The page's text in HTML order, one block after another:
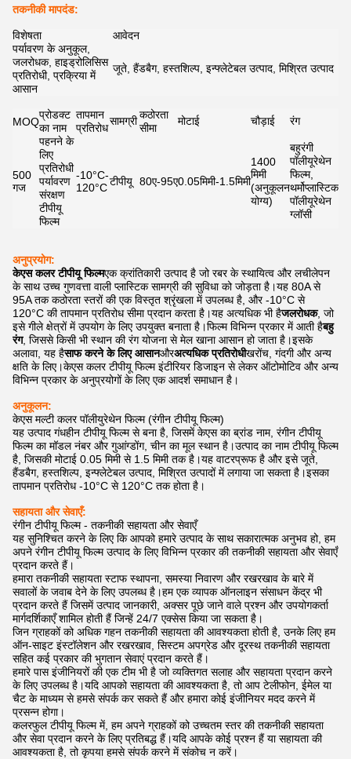
तकनीकी मापदंड:
विशेषता
आवेदन
पर्यावरण के अनुकूल,
जलरोधक, हाइड्रोलिसिस
प्रतिरोधी, प्रक्रिया में
आसान
जूते, हैंडबैग, हस्तशिल्प, इन्फ्लेटेबल उत्पाद, मिश्रित उत्पाद
MOQ
प्रोडक्ट
का नाम
तापमान
प्रतिरोध
सामग्रीकठोरता
सीमा
मोटाई चौड़ाई रंग
500
गज
पहनने के
लिए
प्रतिरोधी
पर्यावरण
संरक्षण
टीपीयू
फिल्म
-10°C-
120°Cटीपीयू 80ए-95ए0.05मिमी-1.5मिमी
1400
मिमी
(अनुकूलन
योग्य)
बहुरंगी
पॉलीयूरेथेन
फिल्म,
थर्मोप्लास्टिक
पॉलीयूरेथेन
ग्लॉसी
अनुप्रयोग:
केएस कलर टीपीयू फिल्मएक क्रांतिकारी उत्पाद है जो रबर के स्थायित्व और लचीलेपन
के साथ उच्च गुणवत्ता वाली प्लास्टिक सामग्री की सुविधा को जोड़ता है।यह 80A से
95A तक कठोरता स्तरों की एक विस्तृत श्रृंखला में उपलब्ध है, और -10°C से
120°C की तापमान प्रतिरोध सीमा प्रदान करता है।यह अत्यधिक भी हैजलरोधक, जो
इसे गीले क्षेत्रों में उपयोग के लिए उपयुक्त बनाता है।फिल्म विभिन्न प्रकार में आती हैबहु
रंग, जिससे किसी भी स्थान की रंग योजना से मेल खाना आसान हो जाता है।इसके
अलावा, यह हैसाफ करने के लिए आसानऔरअत्यधिक प्रतिरोधीखरोंच, गंदगी और अन्य
क्षति के लिए।केएस कलर टीपीयू फिल्म इंटीरियर डिजाइन से लेकर ऑटोमोटिव और अन्य
विभिन्न प्रकार के अनुप्रयोगों के लिए एक आदर्श समाधान है।
अनुकूलन:
केएस मल्टी कलर पॉलीयुरेथेन फिल्म (रंगीन टीपीयू फिल्म)
यह उत्पाद गंधहीन टीपीयू फिल्म से बना है, जिसमें केएस का ब्रांड नाम, रंगीन टीपीयू
फिल्म का मॉडल नंबर और गुआंग्डोंग, चीन का मूल स्थान है।उत्पाद का नाम टीपीयू फिल्म
है, जिसकी मोटाई 0.05 मिमी से 1.5 मिमी तक है।यह वाटरप्रूफ है और इसे जूते,
हैंडबैग, हस्तशिल्प, इन्फ्लेटेबल उत्पाद, मिश्रित उत्पादों में लगाया जा सकता है।इसका
तापमान प्रतिरोध -10°C से 120°C तक होता है।
सहायता और सेवाएँ:
रंगीन टीपीयू फिल्म - तकनीकी सहायता और सेवाएँ
यह सुनिश्चित करने के लिए कि आपको हमारे उत्पाद के साथ सकारात्मक अनुभव हो, हम
अपने रंगीन टीपीयू फिल्म उत्पाद के लिए विभिन्न प्रकार की तकनीकी सहायता और सेवाएँ
प्रदान करते हैं।
हमारा तकनीकी सहायता स्टाफ स्थापना, समस्या निवारण और रखरखाव के बारे में
सवालों के जवाब देने के लिए उपलब्ध है।हम एक व्यापक ऑनलाइन संसाधन केंद्र भी
प्रदान करते हैं जिसमें उत्पाद जानकारी, अक्सर पूछे जाने वाले प्रश्न और उपयोगकर्ता
मार्गदर्शिकाएँ शामिल होती हैं जिन्हें 24/7 एक्सेस किया जा सकता है।
जिन ग्राहकों को अधिक गहन तकनीकी सहायता की आवश्यकता होती है, उनके लिए हम
ऑन-साइट इंस्टॉलेशन और रखरखाव, सिस्टम अपग्रेड और दूरस्थ तकनीकी सहायता
सहित कई प्रकार की भुगतान सेवाएं प्रदान करते हैं।
हमारे पास इंजीनियरों की एक टीम भी है जो व्यक्तिगत सलाह और सहायता प्रदान करने
के लिए उपलब्ध है।यदि आपको सहायता की आवश्यकता है, तो आप टेलीफोन, ईमेल या
चैट के माध्यम से हमसे संपर्क कर सकते हैं और हमारा कोई इंजीनियर मदद करने में
प्रसन्न होगा।
कलरफुल टीपीयू फिल्म में, हम अपने ग्राहकों को उच्चतम स्तर की तकनीकी सहायता
और सेवा प्रदान करने के लिए प्रतिबद्ध हैं।यदि आपके कोई प्रश्न हैं या सहायता की
आवश्यकता है, तो कृपया हमसे संपर्क करने में संकोच न करें।